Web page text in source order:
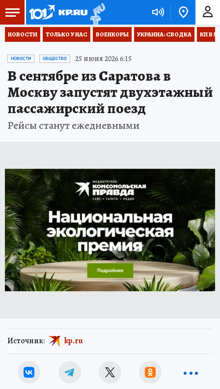
НОВОСТИ ТОЛЬКО У НАС ВОЕНКОРЫ УКРАИНА: СВОДКА КП В
НОВОСТИ ОБЩЕСТВО 25 июня 2026 6:15
В сентябре из Саратова в
Москву запустят двухэтажный
пассажирский поезд
Рейсы станут ежедневными
Источник: kp.ru